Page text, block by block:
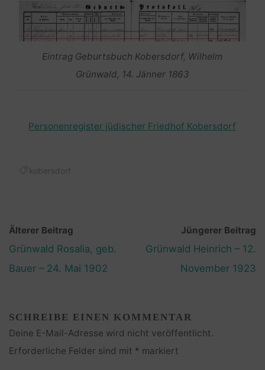
Eintrag Geburtsbuch Kobersdorf, Wilhelm
Grünwald, 14. Jänner 1863
Personenregister jüdischer Friedhof Kobersdorf
kobersdorf
Älterer Beitrag
Grünwald Rosalia, geb.
Bauer – 24. Mai 1902
Jüngerer Beitrag
Grünwald Heinrich – 12.
November 1923
SCHREIBE EINEN KOMMENTAR
Deine E-Mail-Adresse wird nicht veröffentlicht.
Erforderliche Felder sind mit * markiert